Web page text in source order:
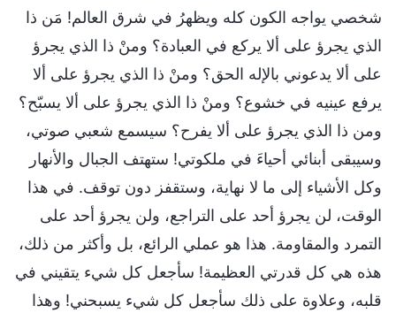
شخصي يواجه الكون كله ويظهرُ في شرق العالم! مَن ذا
الذي يجرؤ على ألا يركع في العبادة؟ ومنْ ذا الذي يجرؤ
على ألا يدعوني بالإله الحق؟ ومنْ ذا الذي يجرؤ على ألا
يرفع عينيه في خشوع؟ ومنْ ذا الذي يجرؤ على ألا يسبّح؟
ومن ذا الذي يجرؤ على ألا يفرح؟ سيسمع شعبي صوتي،
وسيبقى أبنائي أحياءَ في ملكوتي! ستهتف الجبال والأنهار
وكل الأشياء إلى ما لا نهاية، وستقفز دون توقف. في هذا
الوقت، لن يجرؤ أحد على التراجع، ولن يجرؤ أحد على
التمرد والمقاومة. هذا هو عملي الرائع، بل وأكثر من ذلك،
هذه هي كل قدرتي العظيمة! سأجعل كل شيء يتقيني في
قلبه، وعلاوة على ذلك سأجعل كل شيء يسبحني! وهذا